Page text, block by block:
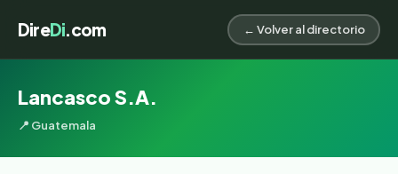
DireDi.com ← Volver al directorio
Lancasco S.A.
📍 Guatemala